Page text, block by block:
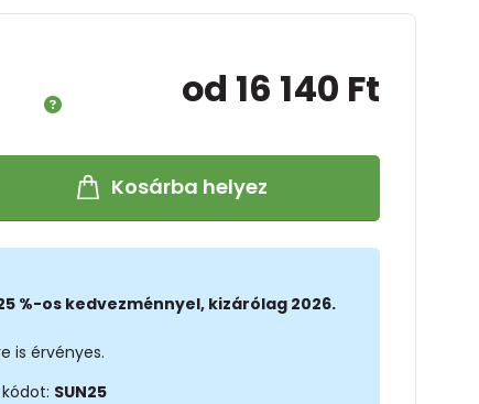
od 16 140 Ft
Kosárba helyez
%-os kedvezménnyel, kizárólag 2026.
is érvényes.
SUN25